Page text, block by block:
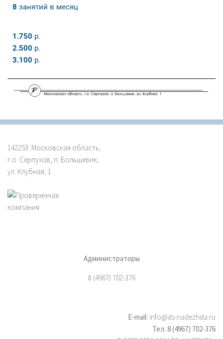
8 занятий в месяц
1.750 р.
2.500 р.
3.100 р.
142253 Московская область,
г.о. Серпухов, п. Большевик,
ул. Клубная, 1
Администраторы
8 (4967) 702-376
E-mail: info@ds-nadezhda.ru
Тел. 8 (4967) 702-376